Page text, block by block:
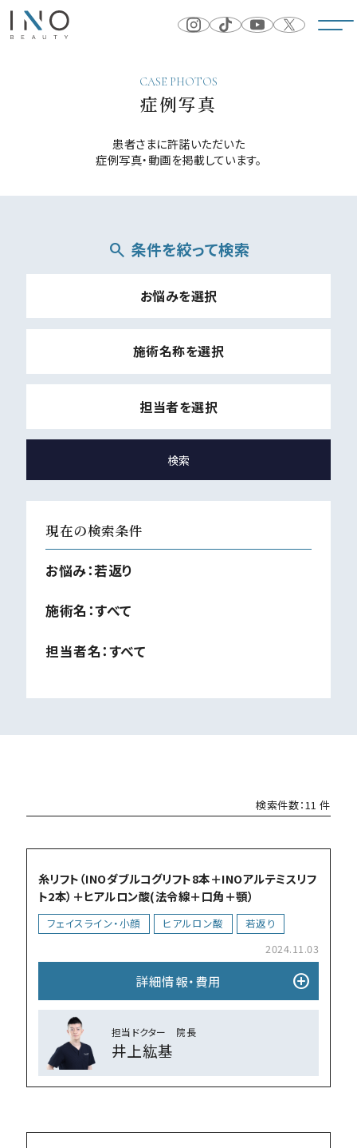
CASE PHOTOS
症例写真
患者さまに許諾いただいた
症例写真・動画を掲載しています。
search 条件を絞って検索
お悩みを選択
施術名称を選択
担当者を選択
現在の検索条件
お悩み：若返り
施術名：すべて
担当者名：すべて
検索件数：11 件
糸リフト（INOダブルコグリフト8本＋INOアルテミスリフ
ト2本）＋ヒアルロン酸(法令線＋口角＋顎）
フェイスライン・小顔 ヒアルロン酸
若返り
2024.11.03
詳細情報・費⽤ add_circle
担当ドクター 院⻑
井上紘基